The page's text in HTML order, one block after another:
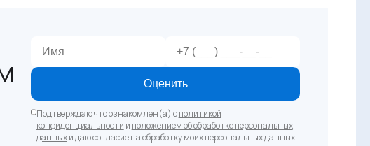
Оценить
Подтверждаю что ознакомлен(а) сполитикой
конфиденциальности и положением об обработке персональных
данныхи даю согласие на обработку моих персональных данных